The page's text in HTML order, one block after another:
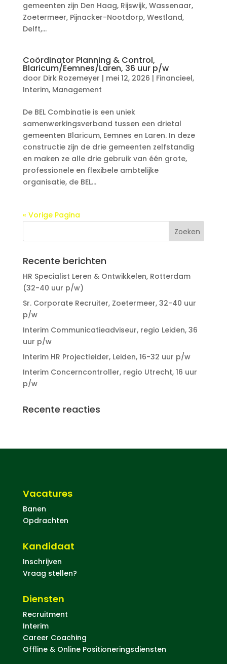
gemeenten zijn Den Haag, Rijswijk, Wassenaar,
Zoetermeer, Pijnacker-Nootdorp, Westland,
Delft,...
Coördinator Planning & Control,
Blaricum/Eemnes/Laren, 36 uur p/w
door Dirk Rozemeyer | mei 12, 2026 | Financieel,
Interim, Management
De BEL Combinatie is een uniek
samenwerkingsverband tussen een drietal
gemeenten Blaricum, Eemnes en Laren. In deze
constructie zijn de drie gemeenten zelfstandig
en maken ze alle drie gebruik van één grote,
professionele en flexibele ambtelijke
organisatie, de BEL...
« Vorige Pagina
Recente berichten
HR Specialist Leren & Ontwikkelen, Rotterdam
(32-40 uur p/w)
Sr. Corporate Recruiter, Zoetermeer, 32-40 uur
p/w
Interim Communicatieadviseur, regio Leiden, 36
uur p/w
Interim HR Projectleider, Leiden, 16-32 uur p/w
Interim Concerncontroller, regio Utrecht, 16 uur
p/w
Recente reacties
Vacatures
Banen
Opdrachten
Kandidaat
Inschrijven
Vraag stellen?
Diensten
Recruitment
Interim
Career Coaching
Offline & Online Positioneringsdiensten